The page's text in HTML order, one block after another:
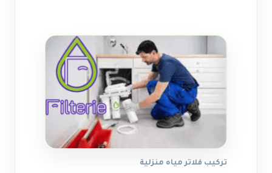
تركيب فلاتر مياه منزلية